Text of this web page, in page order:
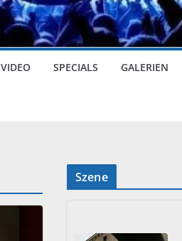
VIDEO SPECIALS GALERIEN
Szene